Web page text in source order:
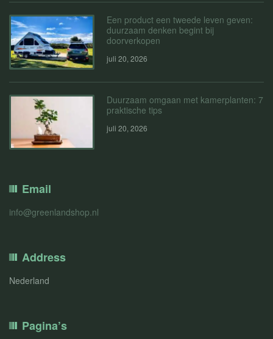
Een product een tweede leven geven:
duurzaam denken begint bij
doorverkopen
juli 20, 2026
Duurzaam omgaan met kamerplanten: 7
praktische tips
juli 20, 2026
Email
info@greenlandshop.nl
Address
Nederland
Pagina’s